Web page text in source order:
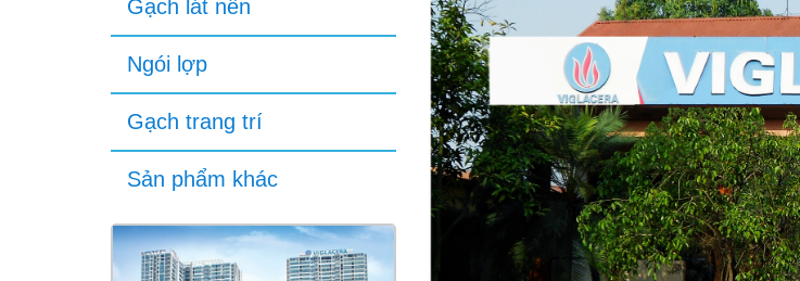
Gạch lát nền
Ngói lợp
Gạch trang trí
Sản phẩm khác